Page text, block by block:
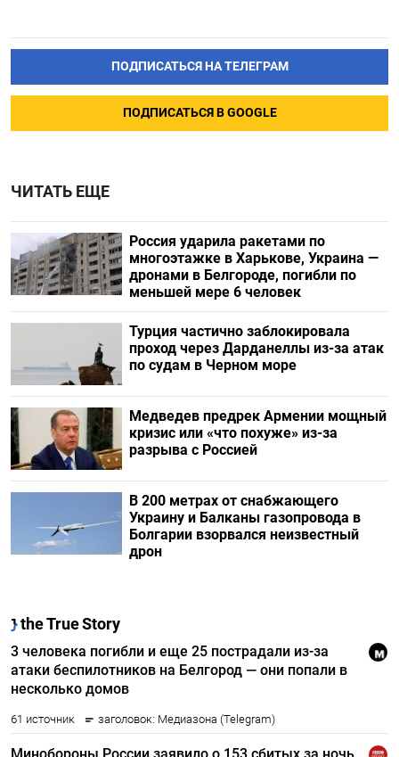
ПОДПИСАТЬСЯ НА ТЕЛЕГРАМ
ПОДПИСАТЬСЯ В GOOGLE
ЧИТАТЬ ЕЩЕ
Россия ударила ракетами по
многоэтажке в Харькове, Украина —
дронами в Белгороде, погибли по
меньшей мере 6 человек
Турция частично заблокировала
проход через Дарданеллы из-за атак
по судам в Черном море
Медведев предрек Армении мощный
кризис или «что похуже» из-за
разрыва с Россией
В 200 метрах от снабжающего
Украину и Балканы газопровода в
Болгарии взорвался неизвестный
дрон